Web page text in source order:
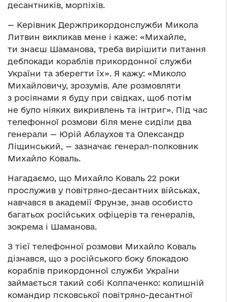
десантників, морпіхів.
— Керівник Держприкордонслужби Микола
Литвин викликав мене і каже: «Михайле,
ти знаєш Шаманова, треба вирішити питання
деблокади кораблів прикордонної служби
України та зберегти їх». Я кажу: «Миколо
Михайловичу, зрозумів. Але розмовляти
з росіянами я буду при свідках, щоб потім
не було ніяких викривлень та інтриг». Під час
телефонної розмови біля мене сиділи два
генерали — Юрій Аблаухов та Олександр
Ліщинський, — зазначає генерал-полковник
Михайло Коваль.
Нагадаємо, що Михайло Коваль 22 роки
прослужив у повітряно-десантних військах,
навчався в академії Фрунзе, знав особисто
багатьох російських офіцерів та генералів,
зокрема і Шаманова.
З тієї телефонної розмови Михайло Коваль
дізнався, що з російського боку блокадою
кораблів прикордонної служби України
займається такий собі Колпаченко: колишній
командир псковської повітряно-десантної